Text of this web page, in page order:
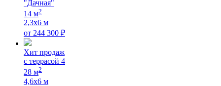
"Дачная"
14 м2
2,3x6 м
от 244 300 ₽
Хит продаж
с террасой 4
28 м2
4,6х6 м